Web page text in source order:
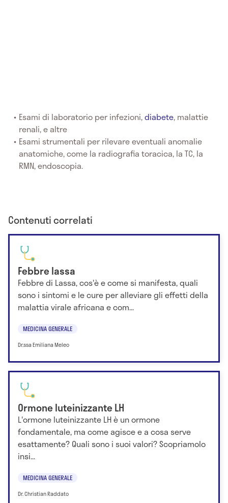
Esami di laboratorio per infezioni,diabete, malattie
renali, e altre
Esami strumentali per rilevare eventuali anomalie
anatomiche, come la radiografia toracica, la TC, la
RMN, endoscopia.
Contenuti correlati
Febbre lassa
Febbre di Lassa, cos'è e come si manifesta, quali
sono i sintomi e le cure per alleviare gli effetti della
malattia virale africana e com...
MEDICINA GENERALE
Dr.ssa Emiliana Meleo
Ormone luteinizzante LH
L'ormone luteinizzante LH è un ormone
fondamentale, ma come agisce e a cosa serve
esattamente? Quali sono i suoi valori? Scopriamolo
insi...
MEDICINA GENERALE
Dr. Christian Raddato